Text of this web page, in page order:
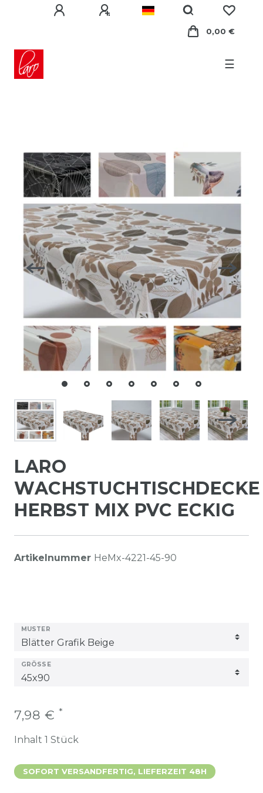
0,00 €
☰
LARO
WACHSTUCHTISCHDECKE
HERBST MIX PVC ECKIG
Artikelnummer HeMx-4221-45-90
MUSTER
GRÖSSE
7,98 € *
Inhalt 1 Stück
SOFORT VERSANDFERTIG, LIEFERZEIT 48H